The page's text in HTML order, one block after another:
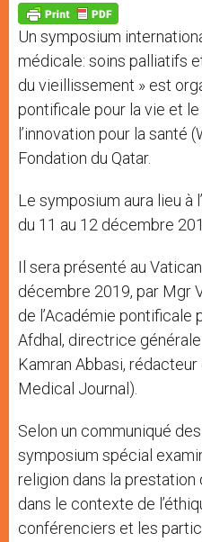
p
p
g
e
r
o
k
Un symposium
médicale: soins palliatifs
du vieillissement » est
pontificale pour la vie et
l’innovation pour la santé
Fondation du Qatar.
Le symposium aura lieu à
du 11 au 12 décembre
Il sera présenté au
décembre 2019, par Mgr
de l’Académie pontificale
Afdhal, directrice
Kamran Abbasi,
Medical Journal).
Selon un communiqué
symposium spécial
religion dans la prestation
dans le contexte de
conférenciers et les